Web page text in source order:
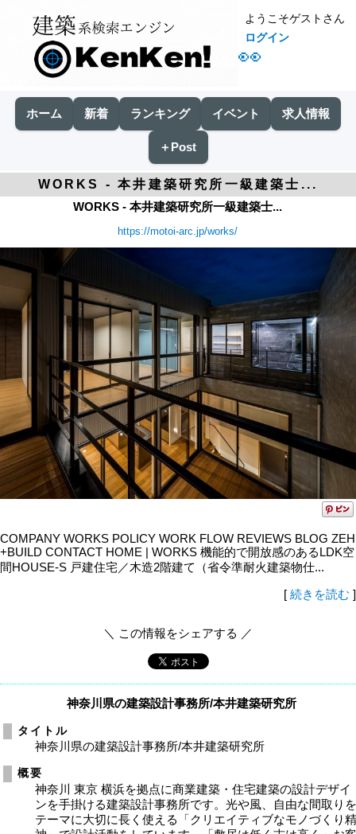
👀
ようこそゲストさん
ログイン
ホーム 新着 ランキング イベント 求人情報
＋Post
WORKS - 本井建築研究所一級建築士...
WORKS - 本井建築研究所一級建築士...
https://motoi-arc.jp/works/
COMPANY WORKS POLICY WORK FLOW REVIEWS BLOG ZEH
+BUILD CONTACT HOME | WORKS 機能的で開放感のあるLDK空
間HOUSE-S 戸建住宅／木造2階建て（省令準耐火建築物仕...
[ 続きを読む ]
＼ この情報をシェアする ／
神奈川県の建築設計事務所/本井建築研究所
タイトル
神奈川県の建築設計事務所/本井建築研究所
概要
神奈川 東京 横浜を拠点に商業建築・住宅建築の設計デザイ
ンを手掛ける建築設計事務所です。光や風、自由な間取り
テーマに大切に長く使える「クリエイティブなモノづくり